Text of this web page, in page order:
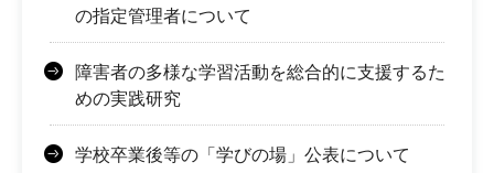
の指定管理者について
障害者の多様な学習活動を総合的に支援するた
めの実践研究
学校卒業後等の「学びの場」公表について